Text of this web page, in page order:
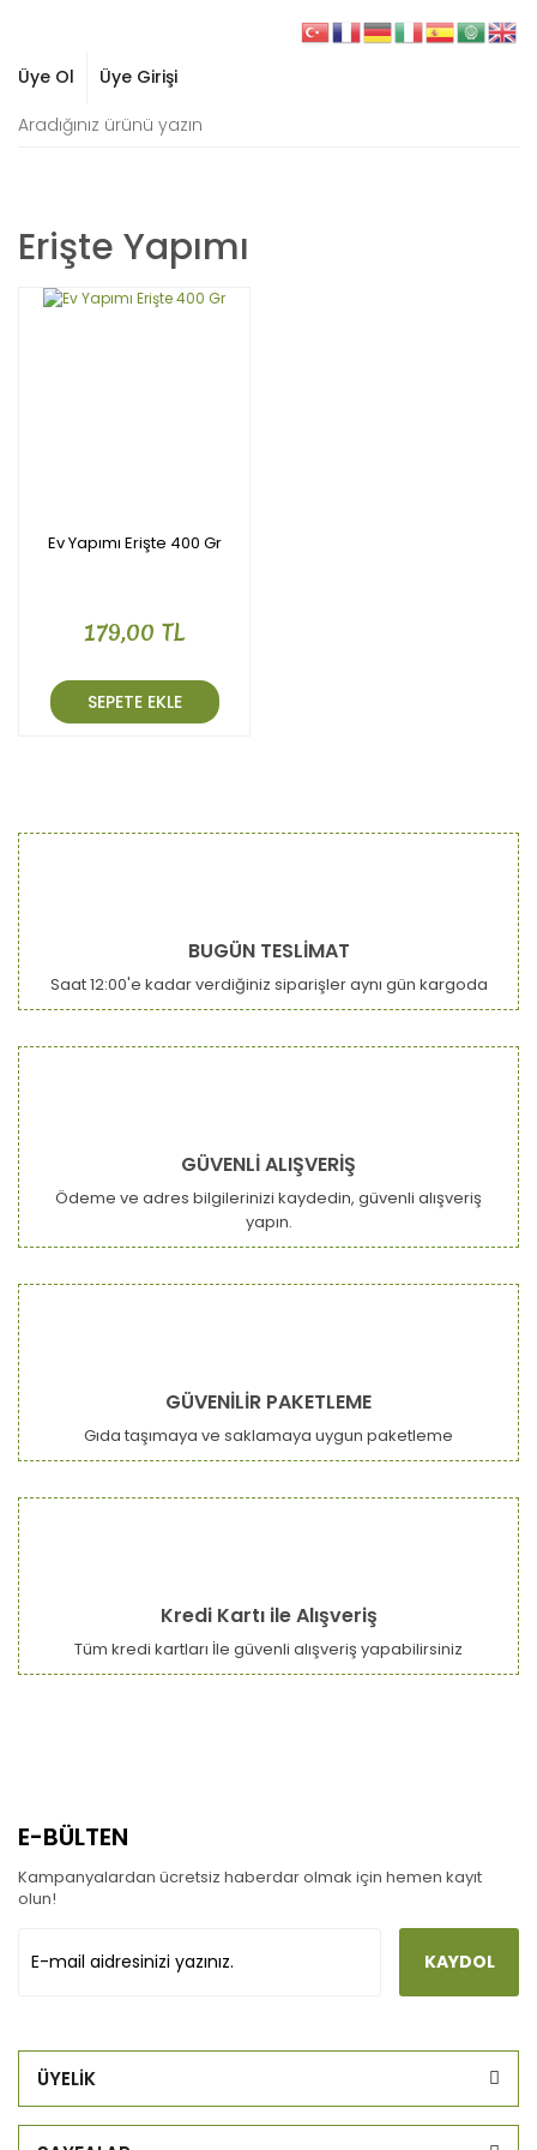
Üye Ol Üye Girişi
Erişte Yapımı
Ev Yapımı Erişte 400 Gr
179,00 TL
SEPETE EKLE
BUGÜN TESLİMAT
Saat 12:00'e kadar verdiğiniz siparişler aynı gün kargoda
GÜVENLİ ALIŞVERİŞ
Ödeme ve adres bilgilerinizi kaydedin, güvenli alışveriş
yapın.
GÜVENİLİR PAKETLEME
Gıda taşımaya ve saklamaya uygun paketleme
Kredi Kartı ile Alışveriş
Tüm kredi kartları İle güvenli alışveriş yapabilirsiniz
E-BÜLTEN
Kampanyalardan ücretsiz haberdar olmak için hemen kayıt
olun!
KAYDOL
ÜYELİK